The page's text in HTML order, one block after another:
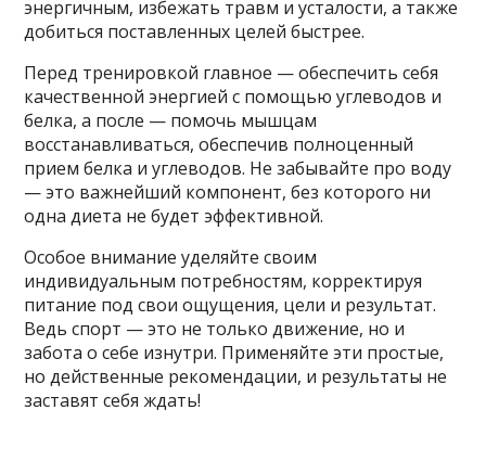
энергичным, избежать травм и усталости, а также
добиться поставленных целей быстрее.
Перед тренировкой главное — обеспечить себя
качественной энергией с помощью углеводов и
белка, а после — помочь мышцам
восстанавливаться, обеспечив полноценный
прием белка и углеводов. Не забывайте про воду
— это важнейший компонент, без которого ни
одна диета не будет эффективной.
Особое внимание уделяйте своим
индивидуальным потребностям, корректируя
питание под свои ощущения, цели и результат.
Ведь спорт — это не только движение, но и
забота о себе изнутри. Применяйте эти простые,
но действенные рекомендации, и результаты не
заставят себя ждать!